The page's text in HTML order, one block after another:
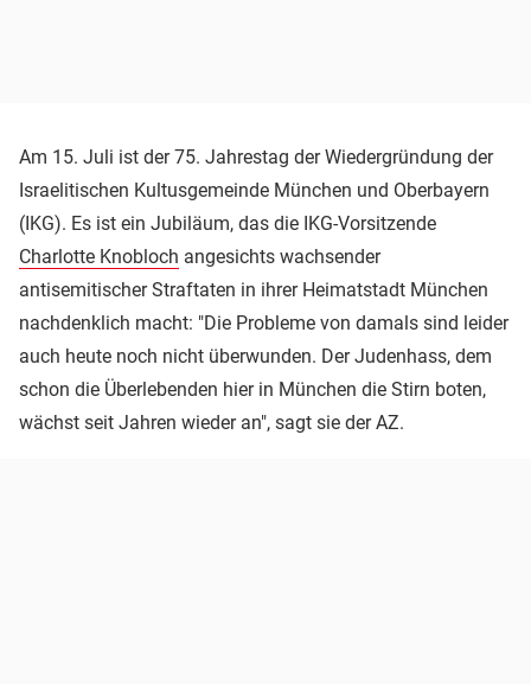
Am 15. Juli ist der 75. Jahrestag der Wiedergründung der
Israelitischen Kultusgemeinde München und Oberbayern
(IKG). Es ist ein Jubiläum, das die IKG-Vorsitzende
Charlotte Knobloch angesichts wachsender
antisemitischer Straftaten in ihrer Heimatstadt München
nachdenklich macht: "Die Probleme von damals sind leider
auch heute noch nicht überwunden. Der Judenhass, dem
schon die Überlebenden hier in München die Stirn boten,
wächst seit Jahren wieder an", sagt sie der AZ.